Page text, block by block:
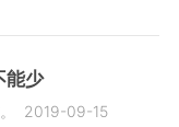
能少
2019-09-15